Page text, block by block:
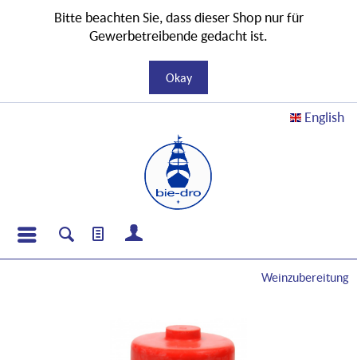
English
Weinzubereitung
Bitte beachten Sie, dass dieser Shop nur für
Gewerbetreibende gedacht ist.
Okay